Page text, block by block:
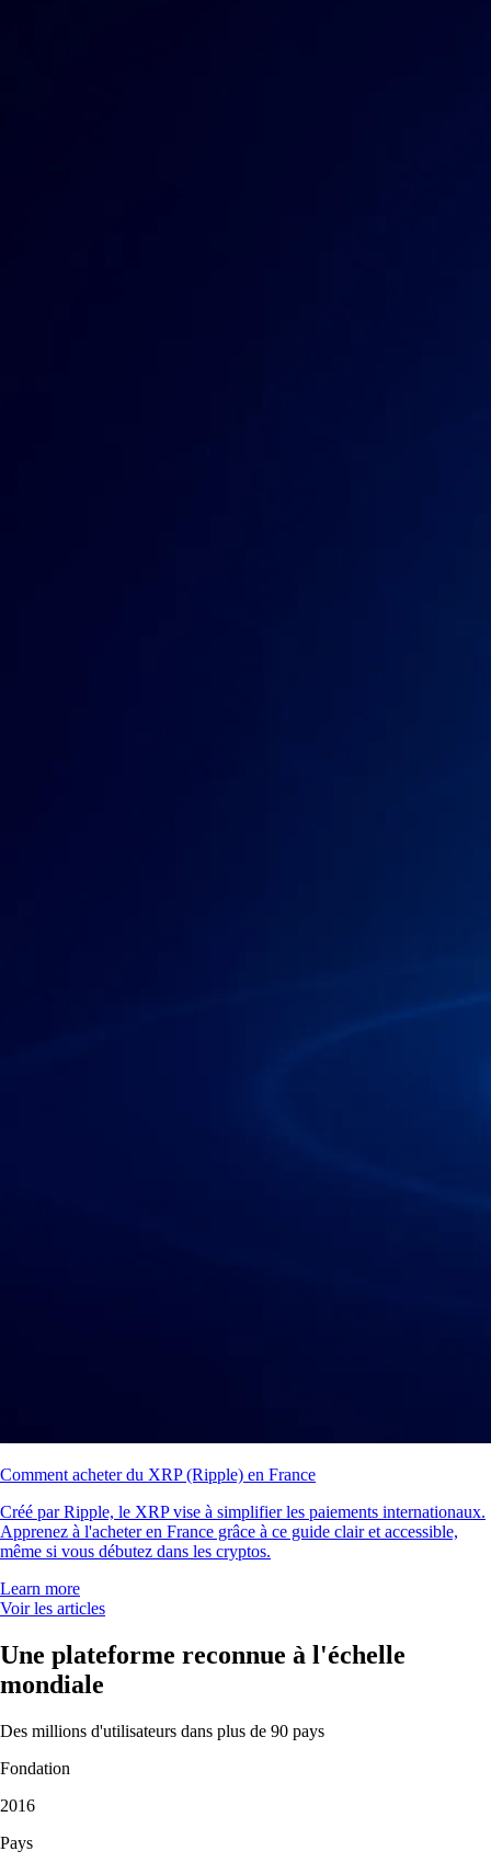
Comment acheter du XRP (Ripple) en France
Créé par Ripple, le XRP vise à simplifier les paiements internationaux.
Apprenez à l'acheter en France grâce à ce guide clair et accessible,
même si vous débutez dans les cryptos.
Learn more
Voir les articles
Une plateforme reconnue à l'échelle
mondiale
Des millions d'utilisateurs dans plus de 90 pays
Fondation
2016
Pays